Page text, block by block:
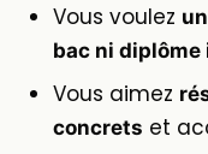
Vous voulez
bac ni
Vous aimez
concrets et